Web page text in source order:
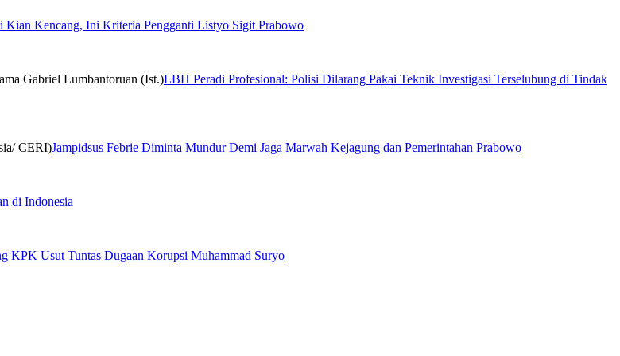
Kian Kencang, Ini Kriteria Pengganti Listyo Sigit Prabowo
LBH Peradi Profesional: Polisi Dilarang Pakai Teknik Investigasi Terselubung di Tindak
Jampidsus Febrie Diminta Mundur Demi Jaga Marwah Kejagung dan Pemerintahan Prabowo
di Indonesia
KPK Usut Tuntas Dugaan Korupsi Muhammad Suryo